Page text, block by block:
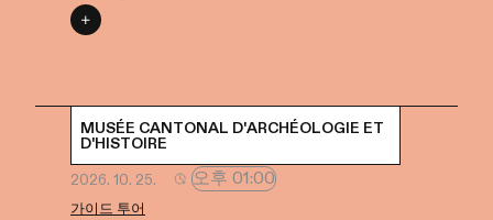
MUSÉE CANTONAL D'ARCHÉOLOGIE ET
D'HISTOIRE
2026. 10. 25. 오후 01:00
가이드 투어